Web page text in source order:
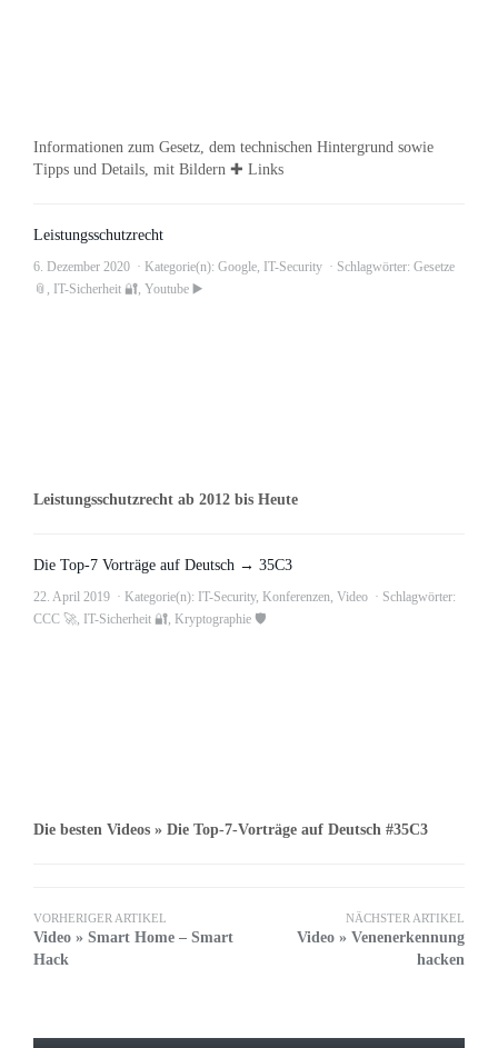
Informationen zum Gesetz, dem technischen Hintergrund sowie
Tipps und Details, mit Bildern ✚ Links
Leistungsschutzrecht
6. Dezember 2020 Kategorie(n): Google, IT-Security Schlagwörter: Gesetze
📎 , IT-Sicherheit 🔐, Youtube ▶️
Leistungsschutzrecht ab 2012 bis Heute
Die Top-7 Vorträge auf Deutsch → 35C3
22. April 2019 Kategorie(n): IT-Security, Konferenzen, Video
Schlagwörter:
CCC 🚀, IT-Sicherheit 🔐, Kryptographie 🛡
Die besten Videos » Die Top-7-Vorträge auf Deutsch #35C3
VORHERIGER ARTIKEL
Video » Smart Home – Smart
Hack
NÄCHSTER ARTIKEL
Video » Venenerkennung
hacken